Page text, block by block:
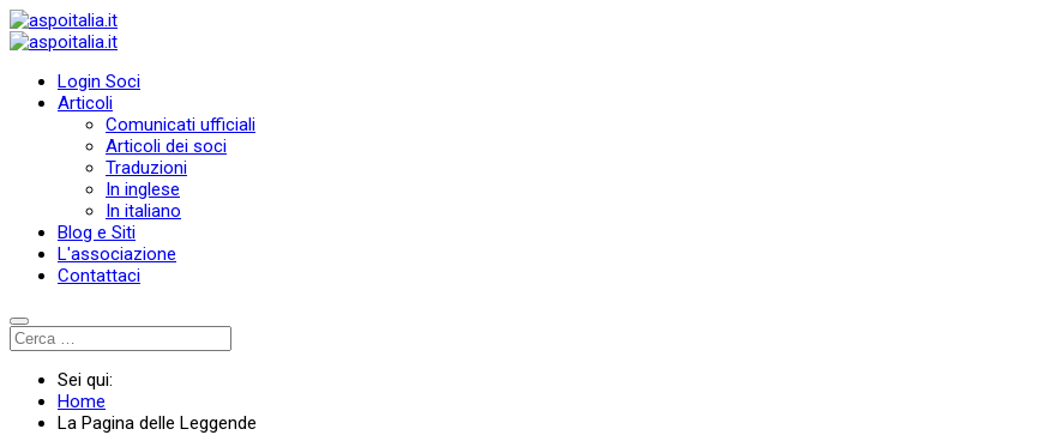
Login Soci
Articoli
Comunicati ufficiali
Articoli dei soci
Traduzioni
In inglese
In italiano
Blog e Siti
L'associazione
Contattaci
Sei qui:
Home
La Pagina delle Leggende